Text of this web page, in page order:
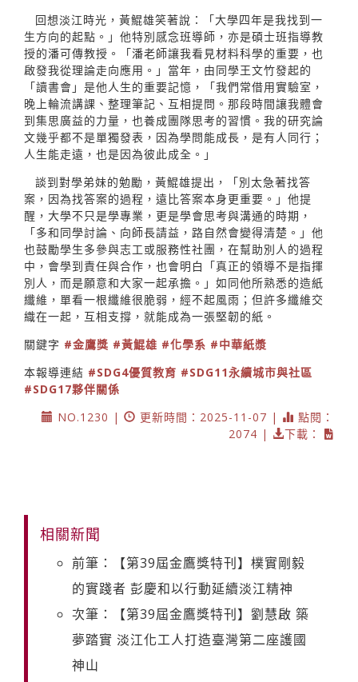
回想淡江時光，黃鯤雄笑著說：「大學四年是我找到一
生方向的起點。」他特別感念班導師，亦是碩士班指導教
授的潘可傳教授。「潘老師讓我看見材料科學的重要，也
啟發我從理論走向應用。」當年，由同學王文竹發起的
「讀書會」是他人生的重要記憶，「我們常借用實驗室，
晚上輪流講課、整理筆記、互相提問。那段時間讓我體會
到集思廣益的力量，也養成團隊思考的習慣。我的研究論
文幾乎都不是單獨發表，因為學問能成長，是有人同行；
人生能走遠，也是因為彼此成全。」
談到對學弟妹的勉勵，黃鯤雄提出，「別太急著找答
案，因為找答案的過程，遠比答案本身更重要。」他提
醒，大學不只是學專業，更是學會思考與溝通的時期，
「多和同學討論、向師長請益，路自然會變得清楚。」他
也鼓勵學生多參與志工或服務性社團，在幫助別人的過程
中，會學到責任與合作，也會明白「真正的領導不是指揮
別人，而是願意和大家一起承擔。」如同他所熟悉的造紙
纖維，單看一根纖維很脆弱，經不起風雨；但許多纖維交
織在一起，互相支撐，就能成為一張堅韌的紙。
關鍵字 #金鷹獎 #黃鯤雄 #化學系 #中華紙漿
本報導連結 #SDG4優質教育 #SDG11永續城市與社區
#SDG17夥伴關係
NO.1230 |
更新時間：2025-11-07 |
點閱：
2074 |
下載：
相關新聞
前筆：【第39屆金鷹獎特刊】樸實剛毅
的實踐者 彭慶和以行動延續淡江精神
次筆：【第39屆金鷹獎特刊】劉慧啟 築
夢踏實 淡江化工人打造臺灣第二座護國
神山